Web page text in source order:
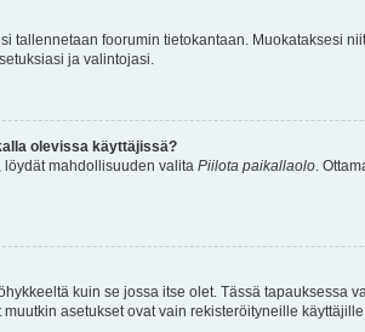
tallennetaan foorumin tietokantaan. Muokataksesi
ja valintojasi.
olevissa käyttäjissä?
löydät mahdollisuuden valita Piilota paikallaolo .
kuin se jossa itse olet. Tässä tapauksessa
asetukset ovat vain rekisteröityneille